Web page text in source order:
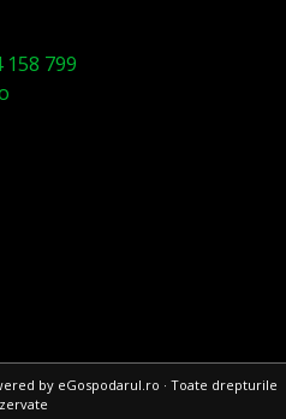
799
by eGospodarul.ro · Toate drepturile